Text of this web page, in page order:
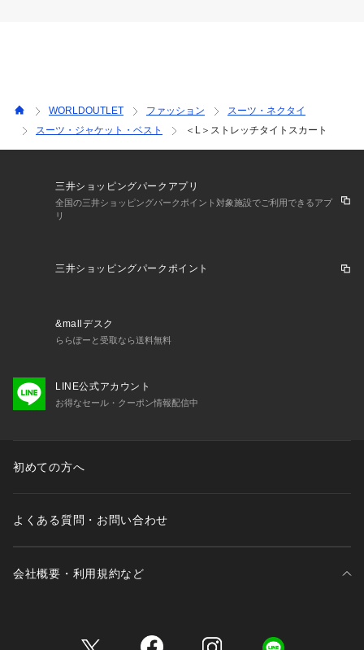
WORLDOUTLET ファッション
スーツ・ネクタイ
スーツ・ジャケット・ベスト
＜L＞ストレッチタイトスカート
三井ショッピングパークアプリ
全国の三井ショッピングパークポイント対象施設でご利用できるアプ
リ
三井ショッピングパークポイント
&mallデスク
ららぽーと受取なら送料無料
LINE公式アカウント
お得なセール・クーポン情報配信中
初めての方へ
よくある質問・お問い合わせ
会社概要・利用規約など